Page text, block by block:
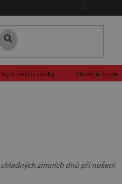
k péči o čočky Sluneční brýle
zimních dnů při nošení